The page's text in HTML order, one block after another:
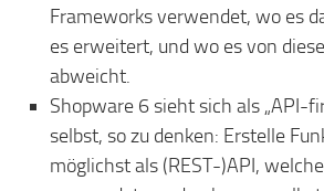
Frameworks verwendet, wo es
es erweitert, und wo es von
abweicht.
Shopware 6 sieht sich als „API-
selbst, so zu denken: Erstelle
möglichst als (REST-)API,